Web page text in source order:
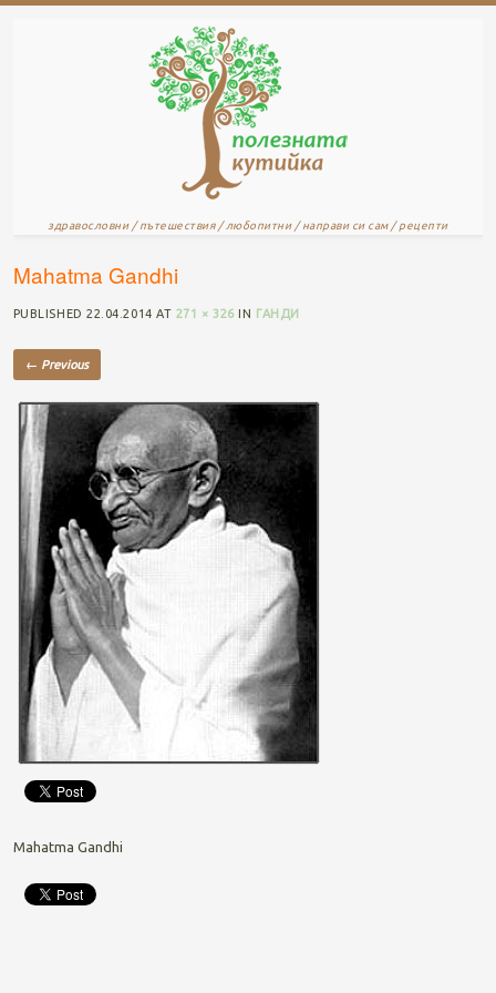
здравословни / пътешествия / любопитни / направи си сам / рецепти
Mahatma Gandhi
PUBLISHED22.04.2014 AT 271 × 326IN ГАНДИ
← Previous
Mahatma Gandhi